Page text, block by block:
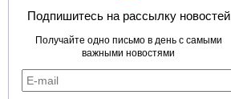
Подпишитесь на рассылку новостей
Получайте одно письмо в день с самыми
важными новостями